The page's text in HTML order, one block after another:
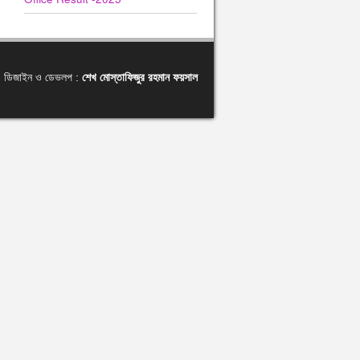
ডিজাইন ও ডেভলপ : শেখ মোস্তাফিজুর রহমান ফয়সাল